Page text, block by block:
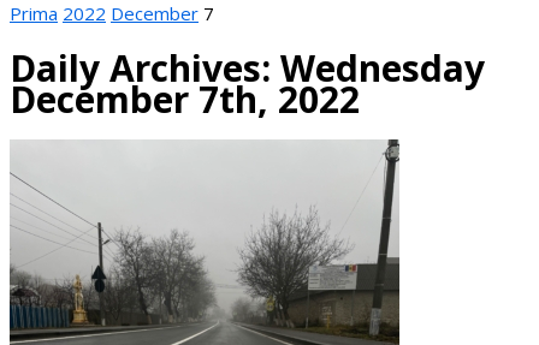
Prima 2022 December 7
Daily Archives: Wednesday
December 7th, 2022